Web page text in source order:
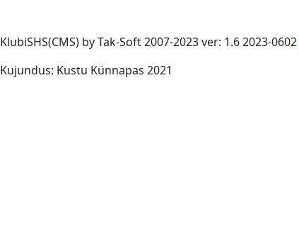
KlubiSHS(CMS) by Tak-Soft 2007-2023 ver: 1.6 2023-0602
Kujundus: Kustu Künnapas 2021